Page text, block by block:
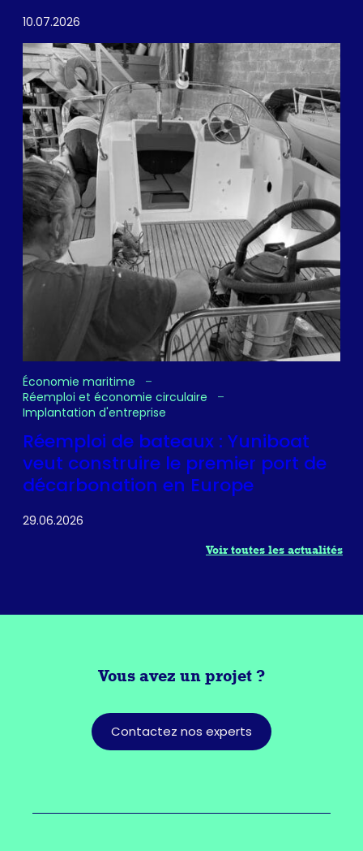
10.07.2026
Économie maritime
Réemploi et économie circulaire
Implantation d'entreprise
Réemploi de bateaux : Yuniboat
veut construire le premier port de
décarbonation en Europe
29.06.2026
Voir toutes les actualités
Vous avez un projet ?
Contactez nos experts